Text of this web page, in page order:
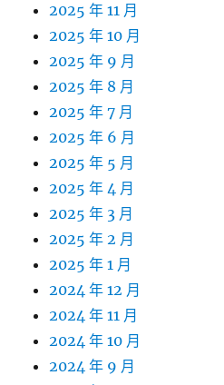
2025 年 11 月
2025 年 10 月
2025 年 9 月
2025 年 8 月
2025 年 7 月
2025 年 6 月
2025 年 5 月
2025 年 4 月
2025 年 3 月
2025 年 2 月
2025 年 1 月
2024 年 12 月
2024 年 11 月
2024 年 10 月
2024 年 9 月